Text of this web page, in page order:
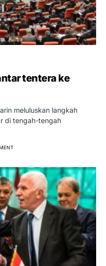
tentera ke
meluluskan langkah
di tengah-tengah